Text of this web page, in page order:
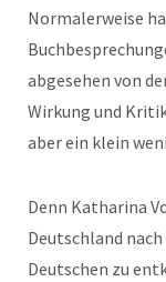
Normalerweise
abgesehen von
Wirkung und
aber ein klein
Denn Katharina
Deutschland
Deutschen zu